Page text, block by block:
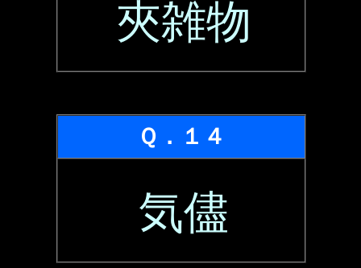
夾雑物
Ｑ．１４
気儘